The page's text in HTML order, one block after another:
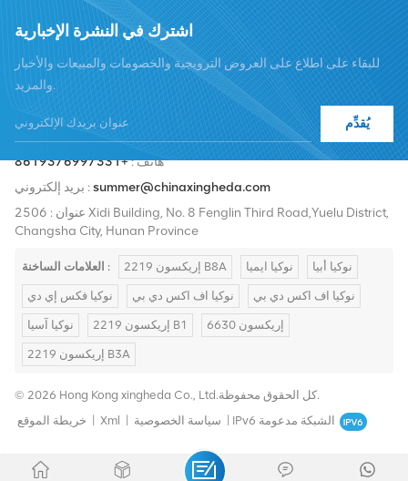
اشترك في النشرة الإخبارية
للبقاء على اطلاع على العروض الترويجية والخصومات والمبيعات والأخبار
والمزيد.
يُقدِّم
هاتف :+8619376997331
بريد إلكتروني :summer@chinaxingheda.com
عنوان : 2506 Xidi Building, No. 8 Fenglin Third Road,Yuelu District,
Changsha City, Hunan Province
العلامات الساخنة : إريكسون 2219 B8A نوكيا ايميا نوكيا أبيا
نوكيا فكس إي دي نوكيا اف اكس دي بي نوكيا اف اكس دي بي
نوكيا آسيا إريكسون 2219 B1 إريكسون 6630
إريكسون 2219 B3A
© 2026 Hong Kong xingheda Co., Ltd.كل الحقوق محفوظة.
خريطة الموقع
Xml سياسة الخصوصية IPv6 الشبكة مدعومة